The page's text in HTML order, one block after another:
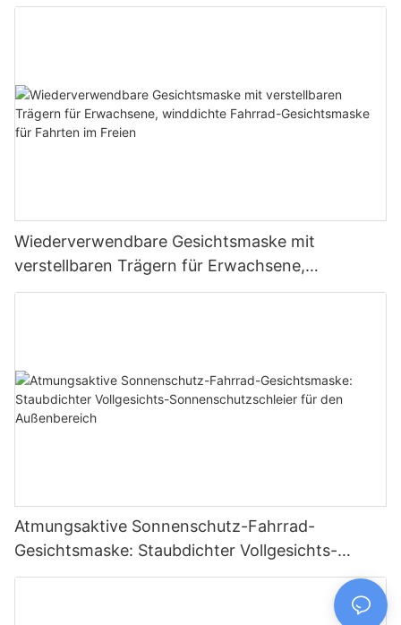
Wiederverwendbare Gesichtsmaske mit
verstellbaren Trägern für Erwachsene,
winddichte Fahrrad-Gesichtsmaske für Fahrten
Atmungsaktive Sonnenschutz-Fahrrad-
Gesichtsmaske: Staubdichter Vollgesichts-
Sonnenschutzschleier für den Außenbereich